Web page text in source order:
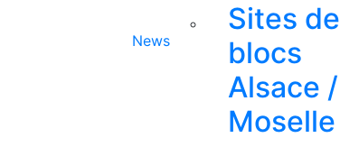
News
Sites de
blocs
Alsace /
Moselle